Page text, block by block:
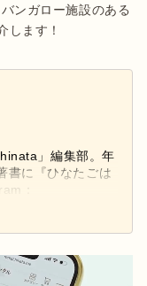
ンガロー施設のある
します！
」編集部。年
書に『ひなたごは
：